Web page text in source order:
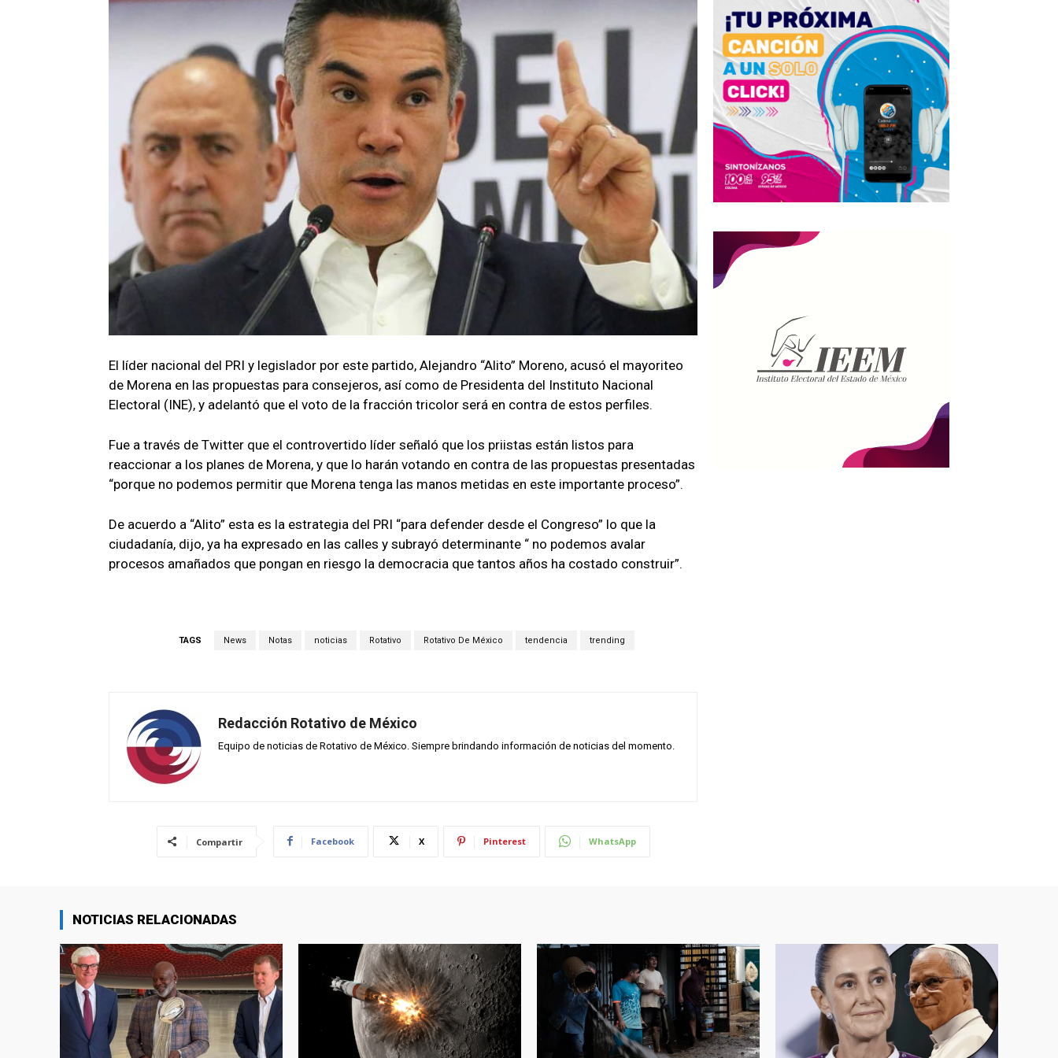
El líder nacional del PRI y legislador por este partido, Alejandro “Alito” Moreno, acusó el mayoriteo
de Morena en las propuestas para consejeros, así como de Presidenta del Instituto Nacional
Electoral (INE), y adelantó que el voto de la fracción tricolor será en contra de estos perfiles.
Fue a través de Twitter que el controvertido líder señaló que los priistas están listos para
reaccionar a los planes de Morena, y que lo harán votando en contra de las propuestas presentadas
“porque no podemos permitir que Morena tenga las manos metidas en este importante proceso”.
De acuerdo a “Alito” esta es la estrategia del PRI “para defender desde el Congreso” lo que la
ciudadanía, dijo, ya ha expresado en las calles y subrayó determinante “ no podemos avalar
procesos amañados que pongan en riesgo la democracia que tantos años ha costado construir”.
TAGS News Notas noticias Rotativo Rotativo De México tendencia trending
Redacción Rotativo de México
Equipo de noticias de Rotativo de México. Siempre brindando información de noticias del momento.
Compartir Facebook X Pinterest WhatsApp
NOTICIAS RELACIONADAS